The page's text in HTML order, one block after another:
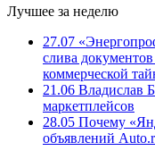
Лучшее за неделю
27.07
слива
коммерческой
21.06 Владислав
маркетплейсов
28.05 Почему
объявлений